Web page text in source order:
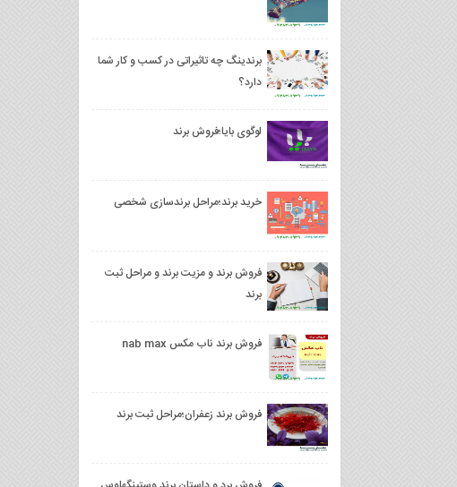
برندینگ چه تاثیراتی در کسب و کار شما
دارد؟
لوگوی بایا؛فروش برند
خرید برند؛مراحل برندسازی شخصی
فروش برند و مزیت برند و مراحل ثبت
برند
فروش برند ناب مکس nab max
فروش برند زعفران؛مراحل ثبت برند